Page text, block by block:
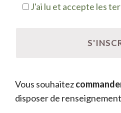
J'ai lu et accepte les
Vous souhaitez
disposer de renseignement